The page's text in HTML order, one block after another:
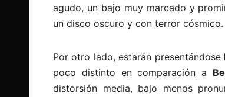
agudo, un bajo muy marcado y
un disco oscuro y con terror cósmico.
Por otro lado, estarán presentándose
poco distinto en comparación a
distorsión media, bajo menos